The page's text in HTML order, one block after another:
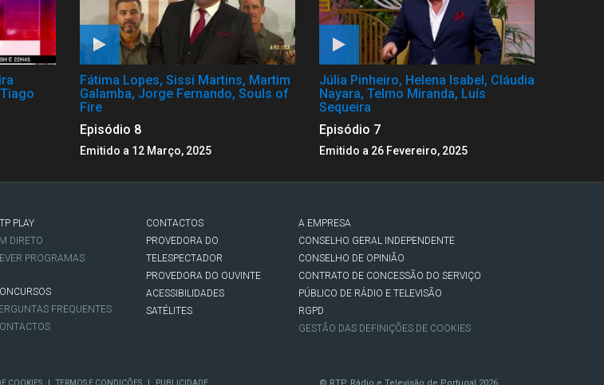
Fátima Lopes, Sissi Martins, Martim
Galamba, Jorge Fernando, Souls of
Fire
Episódio 8
Emitido a 12 Março, 2025
Júlia Pinheiro, Helena Isabel, Cláudia
Nayara, Telmo Miranda, Luís
Sequeira
Episódio 7
Emitido a 26 Fevereiro, 2025
PLAY
DIRETO
PROGRAMAS
FREQUENTES
CONTACTOS
PROVEDORA DO
TELESPECTADOR
PROVEDORA DO OUVINTE
ACESSIBILIDADES
SATÉLITES
A EMPRESA
CONSELHO GERAL INDEPENDENTE
CONSELHO DE OPINIÃO
CONTRATO DE CONCESSÃO DO SERVIÇO
PÚBLICO DE RÁDIO E TELEVISÃO
RGPD
GESTÃO DAS DEFINIÇÕES DE COOKIES
COOKIES TERMOS E CONDIÇÕES PUBLICIDADE